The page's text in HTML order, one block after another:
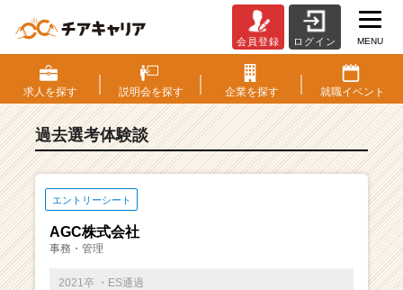
S・
選
考
験
会員登録 ログイン MENU
求人を探す 説明会を探す 企業を探す 就職イベント
過去選考体験談
エントリーシート
AGC株式会社
事務・管理
2021卒 ・ES通過